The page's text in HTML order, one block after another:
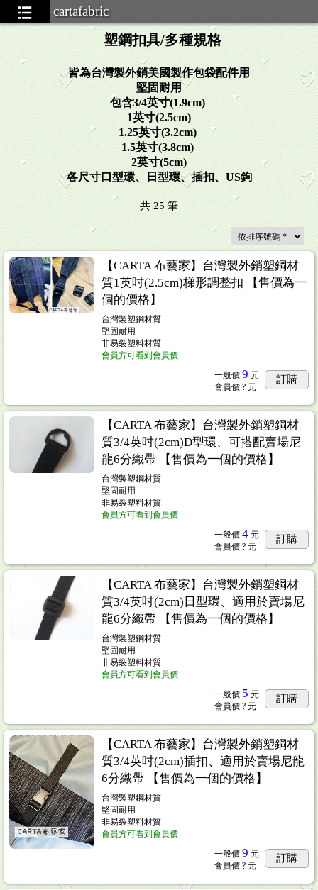
cartafabric
塑鋼扣具/多種規格
皆為台灣製外銷美國製作包袋配件用
堅固耐用
包含3/4英寸(1.9cm)
1英寸(2.5cm)
1.25英寸(3.2cm)
1.5英寸(3.8cm)
2英寸(5cm)
各尺寸口型環、日型環、插扣、US鉤
共 25 筆
【CARTA 布藝家】台灣製外銷塑鋼材
質1英吋(2.5cm)梯形調整扣 【售價為一
個的價格】
台灣製塑鋼材質
堅固耐用
非易裂塑料材質
會員方可看到會員價
一般價 9 元
會員價 ? 元
訂購
【CARTA 布藝家】台灣製外銷塑鋼材
質3/4英吋(2cm)D型環、可搭配賣場尼
龍6分織帶 【售價為一個的價格】
台灣製塑鋼材質
堅固耐用
非易裂塑料材質
會員方可看到會員價
一般價 4 元
會員價 ? 元
訂購
【CARTA 布藝家】台灣製外銷塑鋼材
質3/4英吋(2cm)日型環、適用於賣場尼
龍6分織帶 【售價為一個的價格】
台灣製塑鋼材質
堅固耐用
非易裂塑料材質
會員方可看到會員價
一般價 5 元
會員價 ? 元
訂購
【CARTA 布藝家】台灣製外銷塑鋼材
質3/4英吋(2cm)插扣、適用於賣場尼龍
6分織帶 【售價為一個的價格】
台灣製塑鋼材質
堅固耐用
非易裂塑料材質
會員方可看到會員價
一般價 9 元
會員價 ? 元
訂購